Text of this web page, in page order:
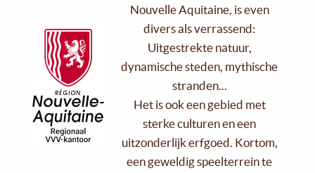
Nouvelle Aquitaine, is even
divers als verrassend:
Uitgestrekte natuur,
dynamische steden, mythische
stranden...
Het is ook een gebied met
sterke culturen en een
uitzonderlijk erfgoed. Kortom,
een geweldig speelterrein te